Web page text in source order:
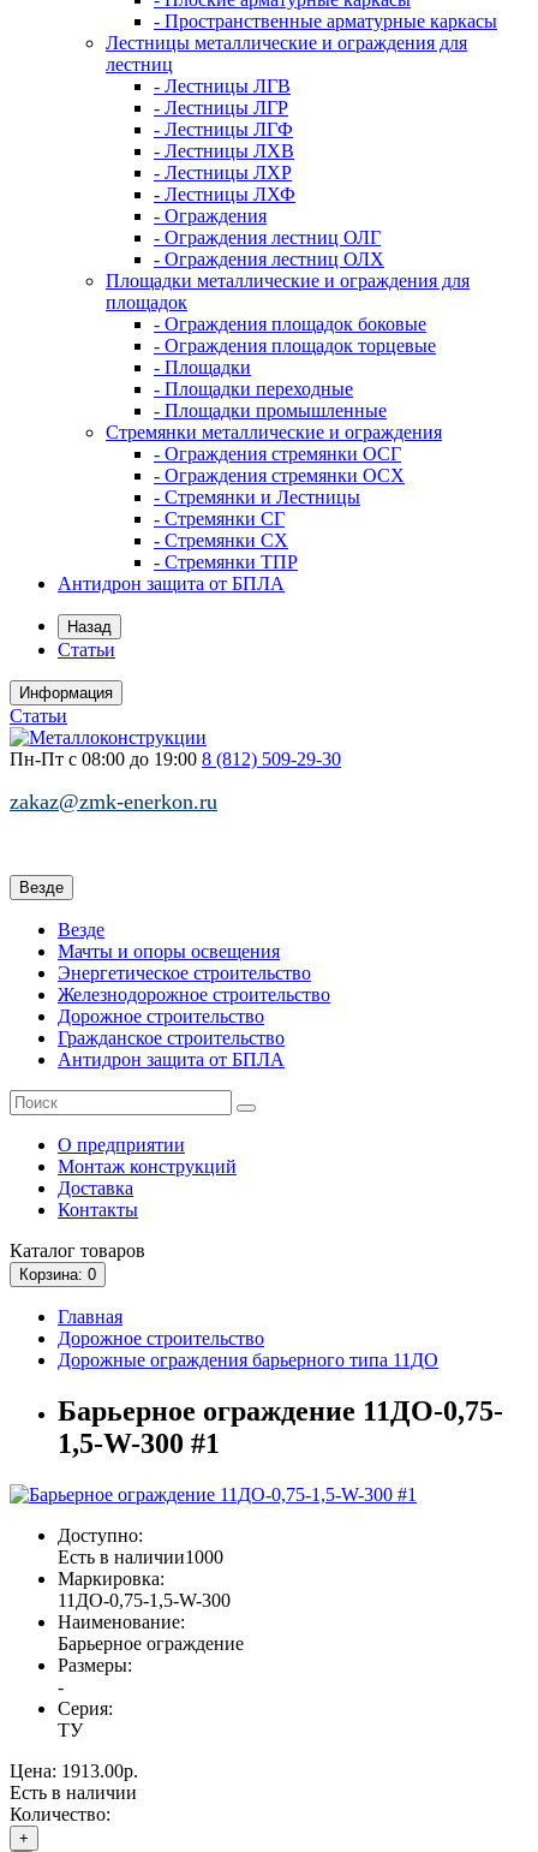
- Пространственные арматурные каркасы
Лестницы металлические и ограждения для
лестниц
- Лестницы ЛГВ
- Лестницы ЛГР
- Лестницы ЛГФ
- Лестницы ЛХВ
- Лестницы ЛХР
- Лестницы ЛХФ
- Ограждения
- Ограждения лестниц ОЛГ
- Ограждения лестниц ОЛХ
Площадки металлические и ограждения для
площадок
- Ограждения площадок боковые
- Ограждения площадок торцевые
- Площадки
- Площадки переходные
- Площадки промышленные
Стремянки металлические и ограждения
- Ограждения стремянки ОСГ
- Ограждения стремянки ОСХ
- Стремянки и Лестницы
- Стремянки СГ
- Стремянки СХ
- Стремянки ТПР
Антидрон защита от БПЛА
Назад
Статьи
Информация
Статьи
Пн-Пт с 08:00 до 19:00 8 (812) 509-29-30
zakaz@zmk-enerkon.ru
Везде
Везде
Мачты и опоры освещения
Энергетическое строительство
Железнодорожное строительство
Дорожное строительство
Гражданское строительство
Антидрон защита от БПЛА
О предприятии
Монтаж конструкций
Доставка
Контакты
Каталог товаров
Корзина: 0
Главная
Дорожное строительство
Дорожные ограждения барьерного типа 11ДО
Барьерное ограждение 11ДО-0,75-
1,5-W-300 #1
Доступно:
Есть в наличии1000
Маркировка:
11ДО-0,75-1,5-W-300
Наименование:
Барьерное ограждение
Размеры:
-
Серия:
ТУ
Цена: 1913.00р.
Есть в наличии
Количество:
+